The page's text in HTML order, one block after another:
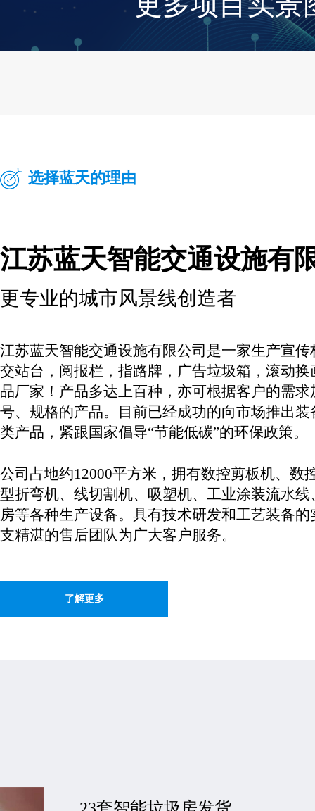
选择蓝天的理由
江苏蓝天智能交通设施有
更专业的城市风景线创造者
江苏蓝天智能交通设施有限公司是一家生产宣
交站台，阅报栏，指路牌，广告垃圾箱，滚动
品厂家！产品多达上百种，亦可根据客户的需
号、规格的产品。目前已经成功的向市场推出
类产品，紧跟国家倡导“节能低碳”的环保政策。
公司占地约12000平方米，拥有数控剪板机、数
型折弯机、线切割机、吸塑机、工业涂装流水
房等各种生产设备。具有技术研发和工艺装备
支精湛的售后团队为广大客户服务。
了解更多